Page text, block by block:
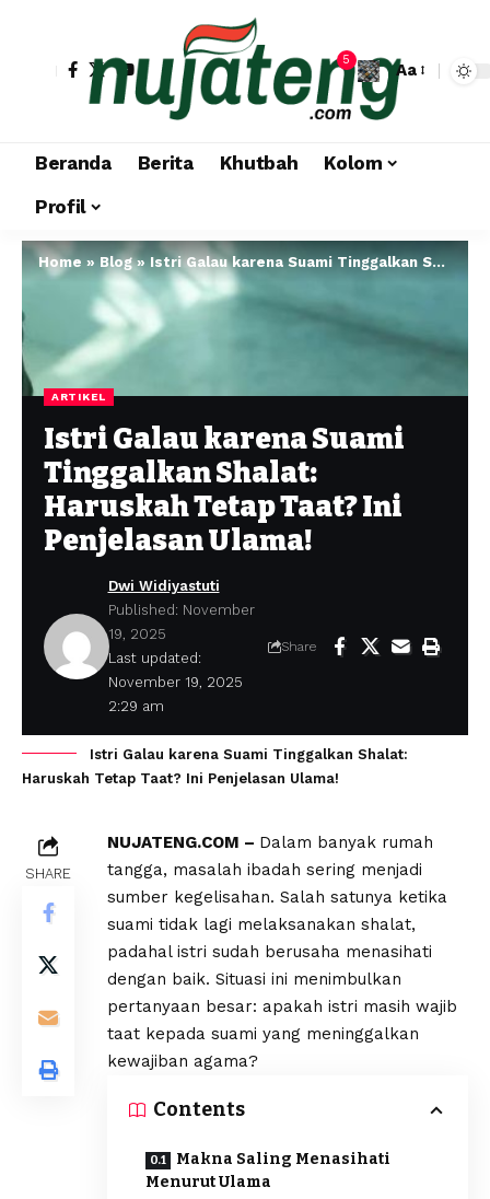
5
Aa
Beranda Berita Khutbah
Kolom
Profil
Home » Blog» Istri Galau karena Suami Tinggalkan Shalat: Haruskah Tetap Taat? Ini Penjelasan Ulama!
ARTIKEL
Istri Galau karena Suami
Tinggalkan Shalat:
Haruskah Tetap Taat? Ini
Penjelasan Ulama!
Last updated:
November 19, 2025
2:29 am
Dwi Widiyastuti
Published: November
19, 2025
Share
Istri Galau karena Suami Tinggalkan Shalat:
Haruskah Tetap Taat? Ini Penjelasan Ulama!
SHARE
NUJATENG.COM – Dalam banyak rumah
tangga, masalah ibadah sering menjadi
sumber kegelisahan. Salah satunya ketika
suami tidak lagi melaksanakan shalat,
padahal istri sudah berusaha menasihati
dengan baik. Situasi ini menimbulkan
pertanyaan besar: apakah istri masih wajib
taat kepada suami yang meninggalkan
kewajiban agama?
Contents
Makna Saling Menasihati
Menurut Ulama